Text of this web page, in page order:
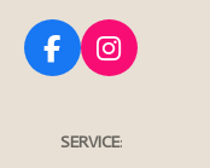
F
a
e
I
n
t
SERVICE: